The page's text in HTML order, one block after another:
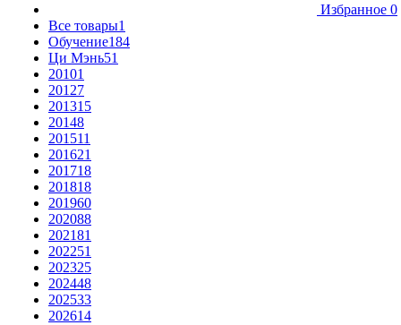
Избранное 0
Все товары1
Обучение184
Ци Мэнь51
20101
20127
201315
20148
201511
201621
201718
201818
201960
202088
202181
202251
202325
202448
202533
202614